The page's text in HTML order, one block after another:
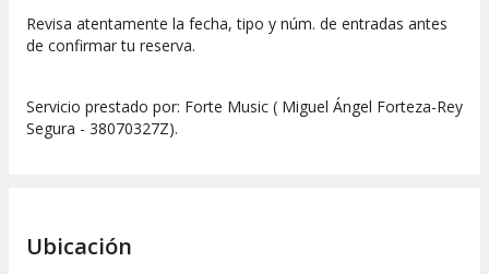
Revisa atentamente la fecha, tipo y núm. de entradas antes
de confirmar tu reserva.
Servicio prestado por: Forte Music ( Miguel Ángel Forteza-Rey
Segura - 38070327Z).
Ubicación